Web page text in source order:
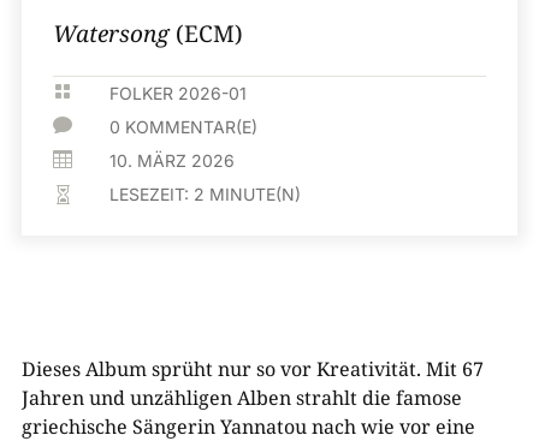
Watersong(ECM)
 FOLKER 2026-01
 0 KOMMENTAR(E)
 10. MÄRZ 2026
 LESEZEIT: 2 MINUTE(N)
Dieses Album sprüht nur so vor Kreativität. Mit 67
Jahren und unzähligen Alben strahlt die famose
griechische Sängerin Yannatou nach wie vor eine